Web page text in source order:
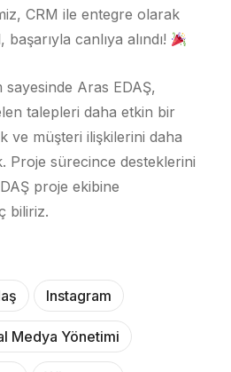
CRM ile entegre olarak
canlıya alındı!
Aras EDAŞ,
talepleri daha etkin bir
ve müşteri ilişkilerini daha
Proje sürecince desteklerini
proje ekibine
biliriz.
Instagram
Medya Yönetimi